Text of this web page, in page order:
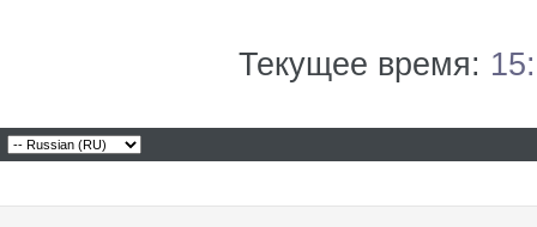
Текущее время: